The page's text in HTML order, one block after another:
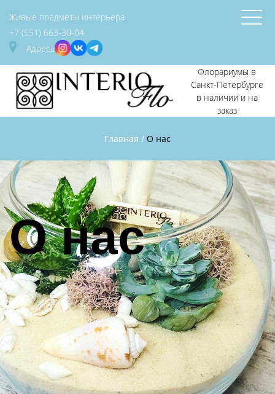
Живые предметы интерьера
+7 (951) 663-30-04
Адреса
Флорариумы в
Санкт-Петербурге
в наличии и на
заказ
Главная / О нас
О нас